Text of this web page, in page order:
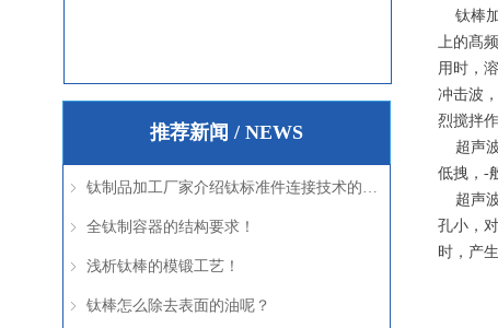
钛棒加
上的髙
用时，
冲击波
烈搅拌
超声波
低拽，-
超声波
孔小，
时，产
推荐新闻 / NEWS
ꁇ 钛制品加工厂家介绍钛标准件连接技术的优点及安全性能！
ꁇ 全钛制容器的结构要求！
ꁇ 浅析钛棒的模锻工艺！
ꁇ 钛棒怎么除去表面的油呢？